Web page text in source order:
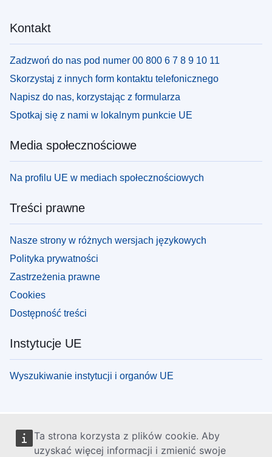
Ta strona korzysta z plików cookie. Aby
uzyskać więcej informacji i zmienić swoje
Kontakt
Zadzwoń do nas pod numer 00 800 6 7 8 9 10 11
Skorzystaj z innych form kontaktu telefonicznego
Napisz do nas, korzystając z formularza
Spotkaj się z nami w lokalnym punkcie UE
Media społecznościowe
Na profilu UE w mediach społecznościowych
Treści prawne
Nasze strony w różnych wersjach językowych
Polityka prywatności
Zastrzeżenia prawne
Cookies
Dostępność treści
Instytucje UE
Wyszukiwanie instytucji i organów UE